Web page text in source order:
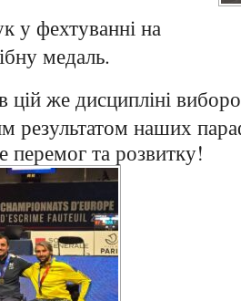
у фехтуванні на
медаль.
же дисципліні
результатом наших
та розвитку!